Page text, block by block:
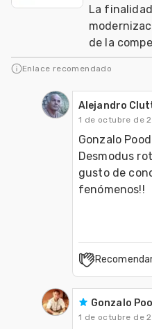
La
de la
sostenible
Enlace recomendado
Alejandro
1 de octubre de
Gonzalo
Desmodus
gusto de
Gonzalo
1 de octubre de